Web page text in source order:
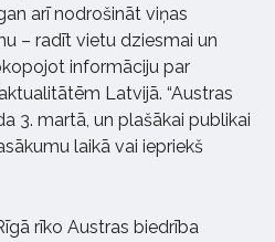
arī nodrošināt viņas
– radīt vietu dziesmai un
informāciju par
Latvijā. “Austras
3. martā, un plašākai publikai
laikā vai iepriekš
rīko Austras biedrība